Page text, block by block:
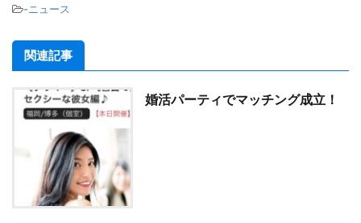
-ニュース
関連記事
婚活パーティでマッチング成立！